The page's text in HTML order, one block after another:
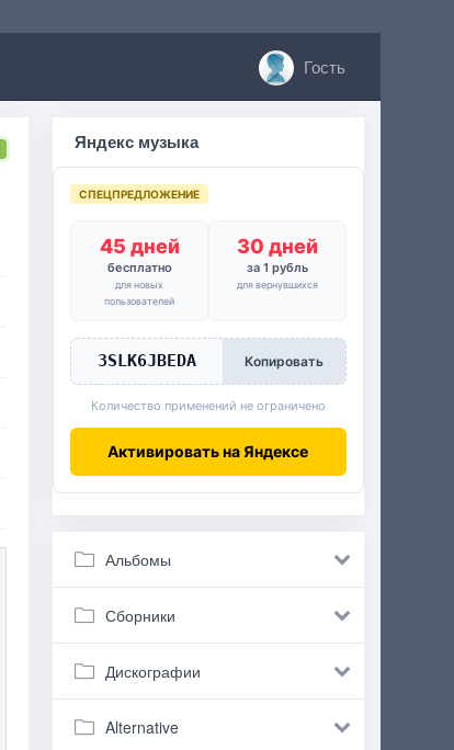
Гость
Яндекс музыка
СПЕЦПРЕДЛОЖЕНИЕ
45 дней
бесплатно
для новых
пользователей
30 дней
за 1 рубль
для вернувшихся
3SLK6JBEDA Копировать
Количество применений не ограничено
Активировать на Яндексе
Альбомы
Сборники
Дискографии
Alternative